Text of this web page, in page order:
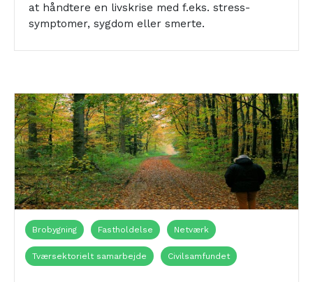
at håndtere en livskrise med f.eks. stress-
symptomer, sygdom eller smerte.
Brobygning Fastholdelse Netværk
Tværsektorielt samarbejde Civilsamfundet